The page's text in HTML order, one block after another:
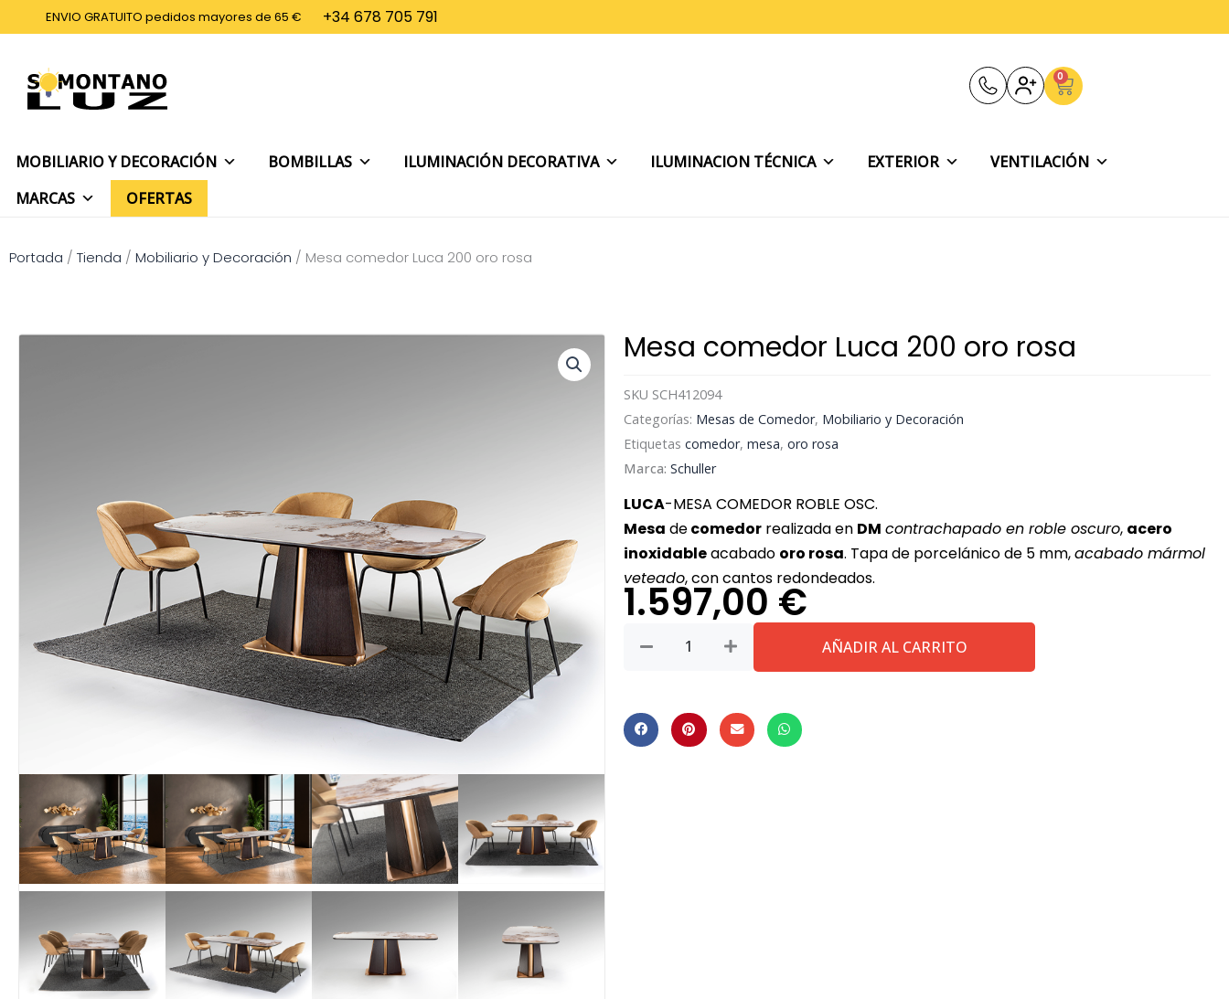
al
ENVIO GRATUITO pedidos mayores de 65 € +34 678 705 791
0
Carrito
MOBILIARIO Y DECORACIÓN BOMBILLAS ILUMINACIÓN DECORATIVA ILUMINACION TÉCNICA EXTERIOR
VENTILACIÓN
MARCAS
OFERTAS
Portada / Tienda / Mobiliario y Decoración / Mesa comedor Luca 200 oro rosa
Mesa comedor Luca 200 oro rosa
SKU SCH412094
Categorías: Mesas de Comedor, Mobiliario y Decoración
Etiquetas comedor, mesa, oro rosa
Marca: Schuller
LUCA-MESA COMEDOR ROBLE OSC.
Mesa decomedor realizada en DM contrachapado en roble oscuro, acero
inoxidableacabado oro rosa. Tapa de porcelánico de 5 mm,acabado mármol
veteado, con cantos redondeados.
1.597,00 €
comedor
oro
AÑADIR AL CARRITO